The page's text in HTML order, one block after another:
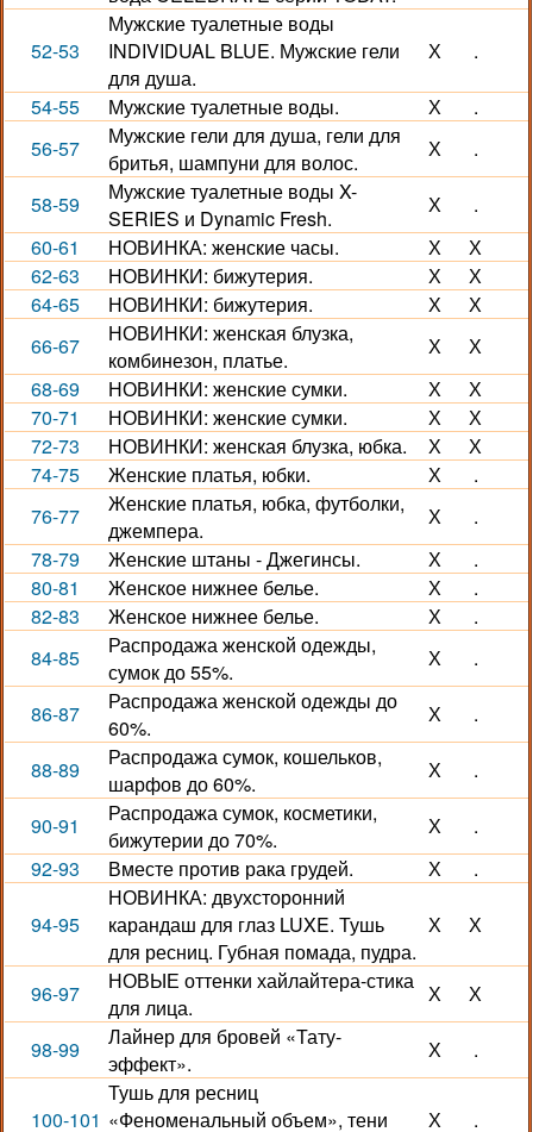
52-53
Мужские туалетные воды
INDIVIDUAL BLUE. Мужские гели
для душа.
Х .
54-55 Мужские туалетные воды. Х
.
56-57
Мужские гели для душа, гели для
бритья, шампуни для волос.
Х .
58-59
Мужские туалетные воды X-
SERIES и Dynamic Fresh.
Х
.
60-61
НОВИНКА: женские часы. Х
Х
62-63
НОВИНКИ: бижутерия. Х
Х
64-65
НОВИНКИ: бижутерия. Х
Х
66-67
НОВИНКИ: женская блузка,
комбинезон, платье.
Х
Х
68-69
НОВИНКИ: женские сумки. Х
Х
70-71
НОВИНКИ: женские сумки. Х
Х
72-73
НОВИНКИ: женская блузка, юбка. Х
Х
74-75
Женские платья, юбки. Х
.
76-77
Женские платья, юбка, футболки,
джемпера.
Х
.
78-79
Женские штаны - Джегинсы. Х
.
80-81
Женское нижнее белье. Х
.
82-83
Женское нижнее белье. Х
.
84-85
Распродажа женской одежды,
сумок до 55%.
Х .
86-87
Распродажа женской одежды до
60%.
Х .
88-89
Распродажа сумок, кошельков,
шарфов до 60%.
Х .
90-91
Распродажа сумок, косметики,
бижутерии до 70%.
Х
.
92-93
Вместе против рака грудей. Х .
94-95
НОВИНКА: двухсторонний
карандаш для глаз LUXE. Тушь
для ресниц. Губная помада, пудра.
Х Х
96-97
НОВЫЕ оттенки хайлайтера-стика
для лица.
Х Х
98-99
Лайнер для бровей «Тату-
эффект».
Х .
100-101
Тушь для ресниц
«Феноменальный объем», тени
Х .